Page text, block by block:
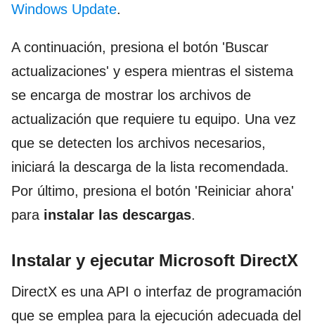
Windows Update.
A continuación, presiona el botón 'Buscar
actualizaciones' y espera mientras el sistema
se encarga de mostrar los archivos de
actualización que requiere tu equipo. Una vez
que se detecten los archivos necesarios,
iniciará la descarga de la lista recomendada.
Por último, presiona el botón 'Reiniciar ahora'
para instalar las descargas.
Instalar y ejecutar Microsoft DirectX
DirectX es una API o interfaz de programación
que se emplea para la ejecución adecuada del